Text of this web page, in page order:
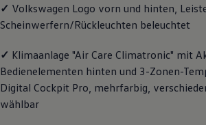
Lifestyle
Transport
Familie
Volkswagen R
Pannen- und Unfallhilfe
Volkswagen Kundenbetreuung
✓ Volkswagen Logo vorn und hinten,
Scheinwerfern/Rückleuchten beleuchtet
✓ Klimaanlage "Air Care Climatronic" mit
Bedienelementen hinten und 3-Zonen-
Digital Cockpit Pro, mehrfarbig,
wählbar